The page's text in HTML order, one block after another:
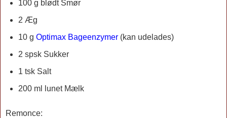
100 g blødt Smør
2 Æg
10 g Optimax Bageenzymer(kan udelades)
2 spsk Sukker
1 tsk Salt
200 ml lunet Mælk
Remonce: